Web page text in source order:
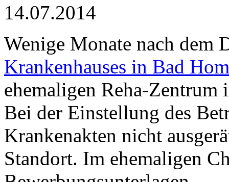
14.07.2014
Wenige Monate nach dem
Krankenhauses in Bad
ehemaligen Reha-
Bei der Einstellung des
Krankenakten nicht
Standort. Im ehemaligen